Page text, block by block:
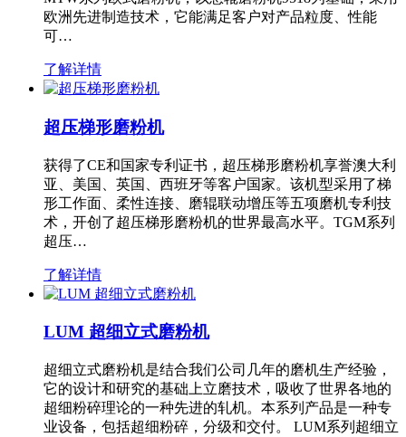
欧洲先进制造技术，它能满足客户对产品粒度、性能
可…
了解详情
超压梯形磨粉机
获得了CE和国家专利证书，超压梯形磨粉机享誉澳大利
亚、美国、英国、西班牙等客户国家。该机型采用了梯
形工作面、柔性连接、磨辊联动增压等五项磨机专利技
术，开创了超压梯形磨粉机的世界最高水平。TGM系列
超压…
了解详情
LUM 超细立式磨粉机
超细立式磨粉机是结合我们公司几年的磨机生产经验，
它的设计和研究的基础上立磨技术，吸收了世界各地的
超细粉碎理论的一种先进的轧机。本系列产品是一种专
业设备，包括超细粉碎，分级和交付。 LUM系列超细立